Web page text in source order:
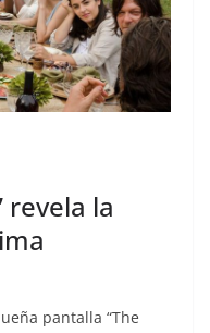
revela la
pantalla “The